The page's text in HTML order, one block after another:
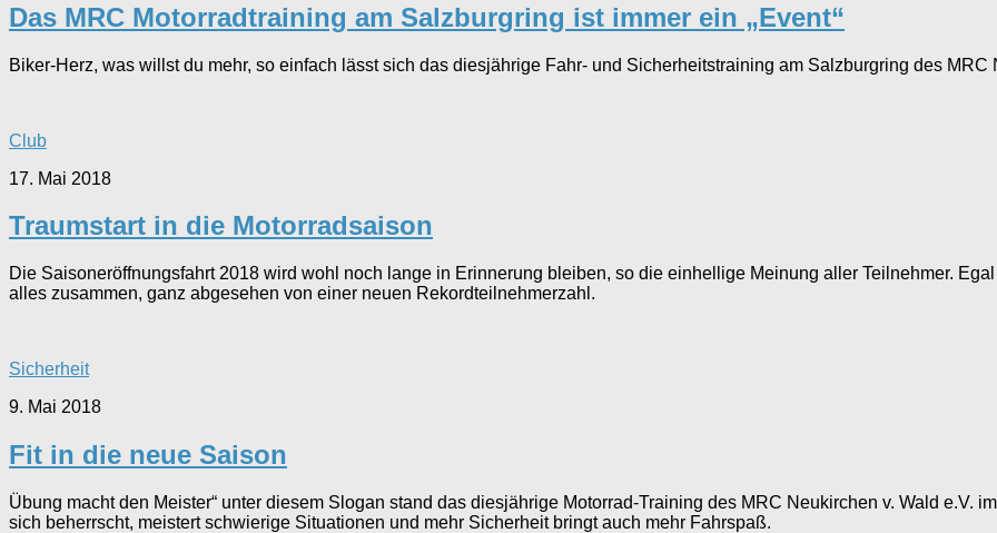
Das MRC Motorradtraining am Salzburgring ist immer ein „Event“
Biker-Herz, was willst du mehr, so einfach lässt sich das diesjährige Fahr- und Sicherheitstraining am Salzburgring des
Club
17. Mai 2018
Traumstart in die Motorradsaison
Die Saisoneröffnungsfahrt 2018 wird wohl noch lange in Erinnerung bleiben, so die einhellige Meinung aller Teilnehmer.
alles zusammen, ganz abgesehen von einer neuen Rekordteilnehmerzahl.
Sicherheit
9. Mai 2018
Fit in die neue Saison
Übung macht den Meister“ unter diesem Slogan stand das diesjährige Motorrad-Training des MRC Neukirchen v. Wald e.V.
sich beherrscht, meistert schwierige Situationen und mehr Sicherheit bringt auch mehr Fahrspaß.